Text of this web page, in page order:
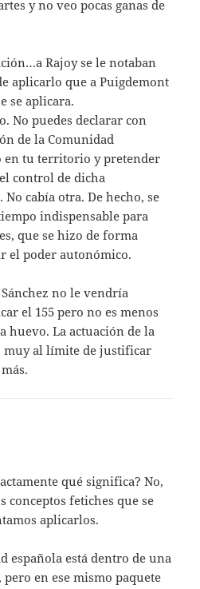
y no veo pocas ganas de
Rajoy se le notaban
aplicarlo que a Puigdemont
se aplicara.
No puedes declarar con
de la Comunidad
en tu territorio y pretender
control de dicha
cabía otra. De hecho, se
indispensable para
que se hizo de forma
el poder autonómico.
no le vendría
el 155 pero no es menos
huevo. La actuación de la
muy al límite de justificar
qué significa? No,
conceptos fetiches que se
aplicarlos.
española está dentro de una
en ese mismo paquete